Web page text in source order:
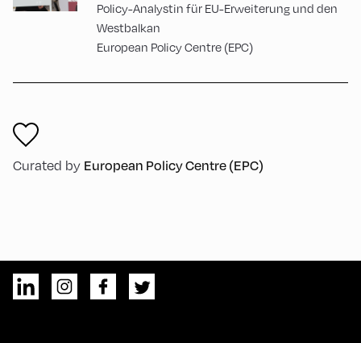
Curated by European Policy Centre (EPC)
Policy-Analystin für EU-Erweiterung und den
Westbalkan
European Policy Centre (EPC)